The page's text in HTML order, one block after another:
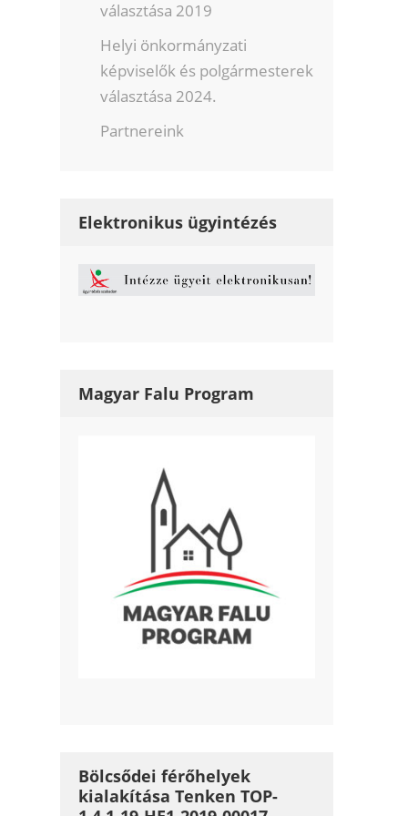
választása 2019
Helyi önkormányzati
képviselők és polgármesterek
választása 2024.
Partnereink
Elektronikus ügyintézés
Magyar Falu Program
Bölcsődei férőhelyek
kialakítása Tenken TOP-